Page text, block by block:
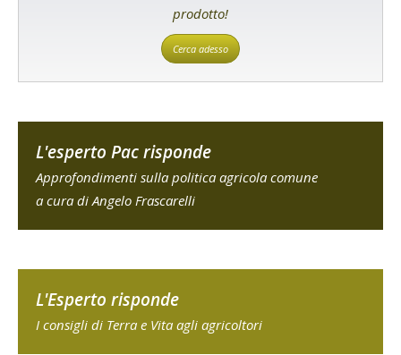
prodotto!
Cerca adesso
L'esperto Pac risponde
Approfondimenti sulla politica agricola comune
a cura di Angelo Frascarelli
L'Esperto risponde
I consigli di Terra e Vita agli agricoltori